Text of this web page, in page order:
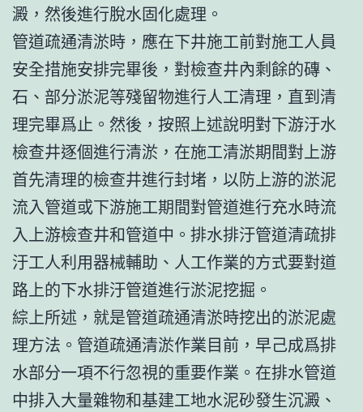
澱，然後進行脫水固化處理。
管道疏通清淤時，應在下井施工前對施工人員
安全措施安排完畢後，對檢查井內剩餘的磚、
石、部分淤泥等殘留物進行人工清理，直到清
理完畢爲止。然後，按照上述說明對下游汙水
檢查井逐個進行清淤，在施工清淤期間對上游
首先清理的檢查井進行封堵，以防上游的淤泥
流入管道或下游施工期間對管道進行充水時流
入上游檢查井和管道中。排水排汙管道清疏排
汙工人利用器械輔助、人工作業的方式要對道
路上的下水排汙管道進行淤泥挖掘。
綜上所述，就是管道疏通清淤時挖出的淤泥處
理方法。管道疏通清淤作業目前，早己成爲排
水部分一項不行忽視的重要作業。在排水管道
中排入大量雜物和基建工地水泥砂發生沉澱、